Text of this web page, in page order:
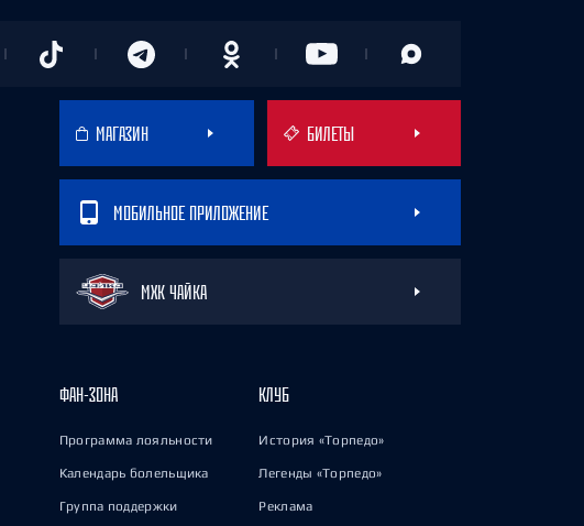
МАГАЗИН БИЛЕТЫ
МОБИЛЬНОЕ ПРИЛОЖЕНИЕ
МХК ЧАЙКА
ФАН-ЗОНА
Программа лояльности
Календарь болельщика
Группа поддержки
КЛУБ
История «Торпедо»
Легенды «Торпедо»
Реклама